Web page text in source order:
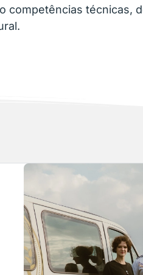
competências técnicas,